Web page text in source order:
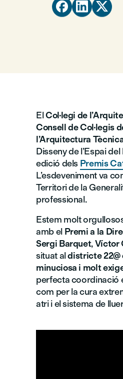
  
ElCol·legi de
Consell de Col·legis
l’Arquitectura
Disseny de l’Espai del
edició dels Premis
L’esdeveniment va
Territori de la
professional.
Estem molt
amb el Premi a la
Sergi Barquet,Víctor
situat aldistricte 22@
minuciosa i molt
perfecta coordinació
com per la cura
atri i el sistema de